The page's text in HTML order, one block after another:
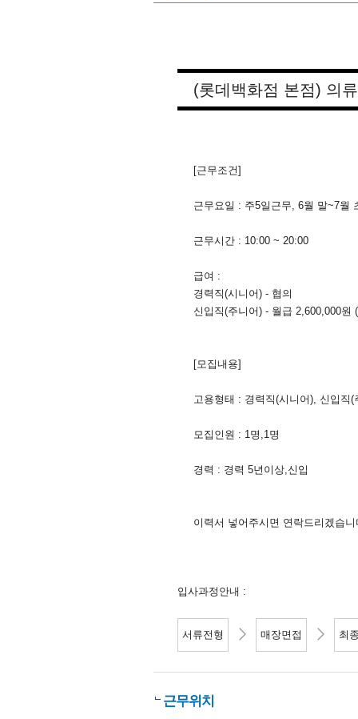
(롯데백화점 본점) 의
[근무조건]
근무요일 : 주5일근무, 6월 말~7월
근무시간 : 10:00 ~ 20:00
급여 :
경력직(시니어) - 협의
신입직(주니어) - 월급 2,600,000원
[모집내용]
고용형태 : 경력직(시니어), 신입직
모집인원 : 1명,1명
경력 : 경력 5년이상,신입
이력서 넣어주시면 연락드리겠습니
입사과정안내 :
서류전형 매장면접 최
근무위치